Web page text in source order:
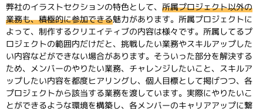
弊社のイラストセクションの特色として、所属プロジェクト以外の
業務も、積極的に参加できる魅力があります。所属プロジェクトに
よって、制作するクリエイティブの内容は様々です。所属してるプ
ロジェクトの範囲内だけだと、挑戦したい業務やスキルアップした
い内容などができない場合があります。そういった部分を解決する
ため、メンバーのやりたい業務、チャレンジしたいこと、スキルア
ップしたい内容を都度ヒアリングし、個人目標として掲げつつ、各
プロジェクトから該当する業務を渡しています。実際にやりたいこ
とができるような環境を構築し、各メンバーのキャリアアップに繋